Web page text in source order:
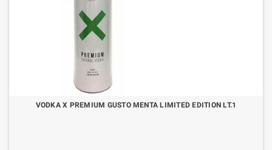
VODKA X PREMIUM GUSTO MENTA LIMITED EDITION LT.1